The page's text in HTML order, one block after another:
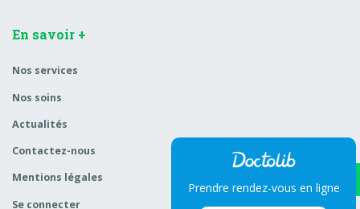
Prendre rendez-vous en ligne
En savoir +
Nos services
Nos soins
Actualités
Contactez-nous
Mentions légales
Se connecter